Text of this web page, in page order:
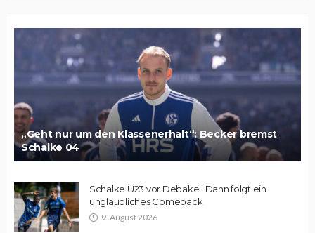
„Geht nur um den Klassenerhalt“: Becker bremst
Schalke 04
Schalke U23 vor Debakel: Dann folgt ein
unglaubliches Comeback
9. August 2026